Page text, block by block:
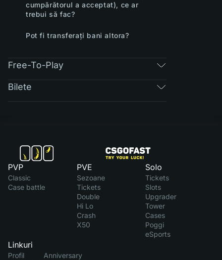
cumpărătorul a acceptat), ce ar
trebui să fac?
Pot fi transferați bani altora?
Free-To-Play
Bilete
PVP
Classic
Case battle
PVE
Sezoane
Tickets
Double
Hi Lo
Crash
X50
Solo
Tickets
Slots
Upgrader
Tower
Cases
Poggi
eSports
Linkuri
Profil
Anniversary